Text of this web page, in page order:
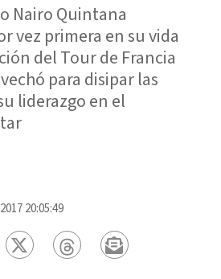
Nairo Quintana
vez primera en su vida
del Tour de Francia
para disipar las
liderazgo en el
20:05:49